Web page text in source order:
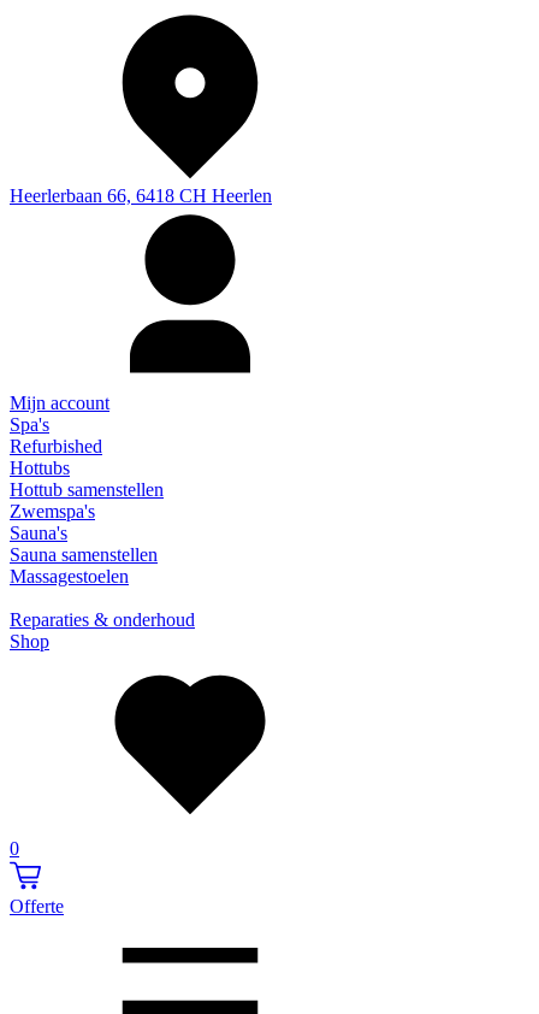
Heerlerbaan 66, 6418 CH Heerlen
Mijn account
Spa's
Refurbished
Hottubs
Hottub samenstellen
Zwemspa's
Sauna's
Sauna samenstellen
Massagestoelen
Reparaties & onderhoud
Shop
0
Offerte